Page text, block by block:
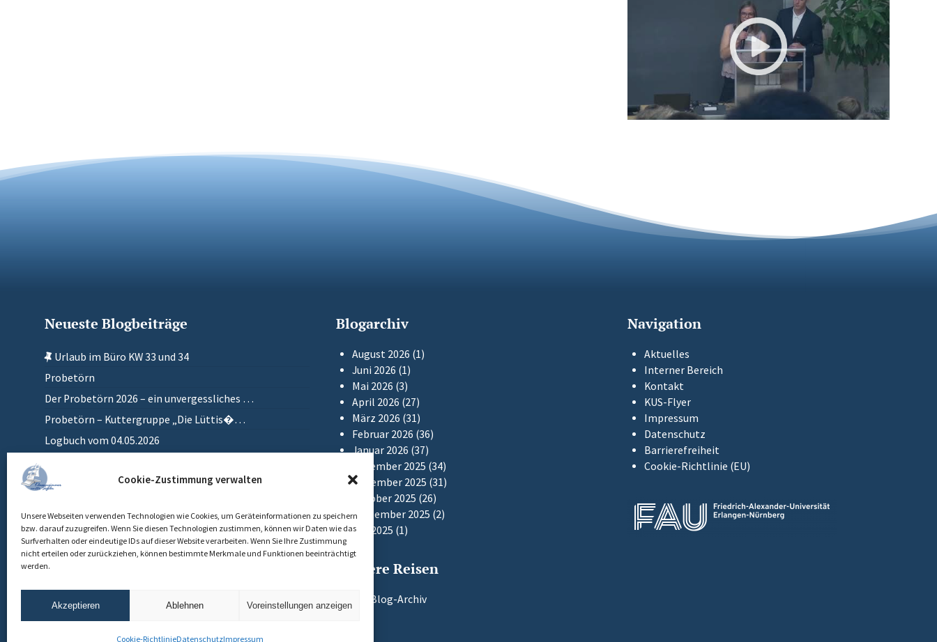
Cookie-Zustimmung verwalten
Unsere Webseiten verwenden Technologien wie Cookies, um Geräteinformationen zu speichern
bzw. darauf zuzugreifen. Wenn Sie diesen Technologien zustimmen, können wir Daten wie das
Surfverhalten oder eindeutige IDs auf dieser Website verarbeiten. Wenn Sie Ihre Zustimmung
nicht erteilen oder zurückziehen, können bestimmte Merkmale und Funktionen beeinträchtigt
werden.
Akzeptieren Ablehnen Voreinstellungen anzeigen
Cookie-RichtlinieDatenschutzImpressum
Neueste Blogbeiträge
Urlaub im Büro KW 33 und 34
Probetörn
Der Probetörn 2026 – ein unvergessliches …
Probetörn – Kuttergruppe „Die Lüttis�…
Logbuch vom 04.05.2026
Einlaufen
Blogarchiv
August 2026 (1)
Juni 2026 (1)
Mai 2026 (3)
April 2026 (27)
März 2026 (31)
Februar 2026 (36)
Januar 2026 (37)
Dezember 2025 (34)
November 2025 (31)
Oktober 2025 (26)
September 2025 (2)
Mai 2025 (1)
Frühere Reisen
Zum Blog-Archiv
Navigation
Aktuelles
Interner Bereich
Kontakt
KUS-Flyer
Impressum
Datenschutz
Barrierefreiheit
Cookie-Richtlinie (EU)